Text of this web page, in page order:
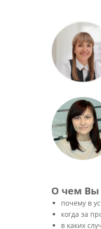
О чем Вы
почему в
когда за
в каких